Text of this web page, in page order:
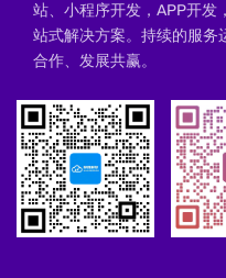
站、小程序开发，APP开发
站式解决方案。持续的服务
合作、发展共赢。